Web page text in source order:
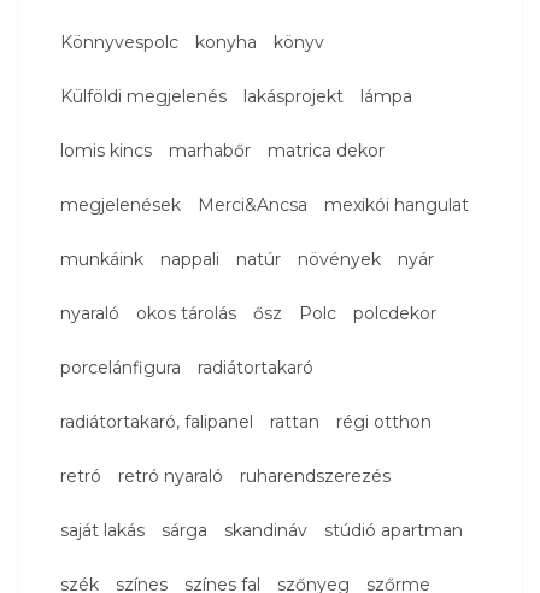
Könnyvespolc konyha könyv
Külföldi megjelenés lakásprojekt lámpa
lomis kincs marhabőr matrica dekor
megjelenések Merci&Ancsa mexikói hangulat
munkáink nappali natúr növények nyár
nyaraló okos tárolás ősz Polc polcdekor
porcelánfigura radiátortakaró
radiátortakaró, falipanel rattan régi otthon
retró retró nyaraló ruharendszerezés
saját lakás sárga skandináv stúdió apartman
szék színes színes fal szőnyeg szőrme